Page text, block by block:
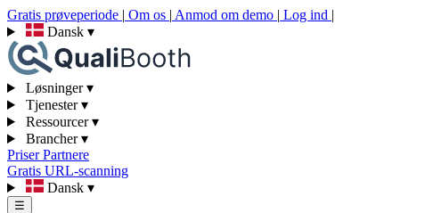
Gratis prøveperiode | Om os | Anmod om demo | Log ind |
Dansk ▾
Løsninger▾
Tjenester▾
Ressourcer▾
Brancher▾
PriserPartnere
Gratis URL-scanning
Dansk ▾
☰